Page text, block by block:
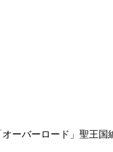
ーバーロード」聖王国